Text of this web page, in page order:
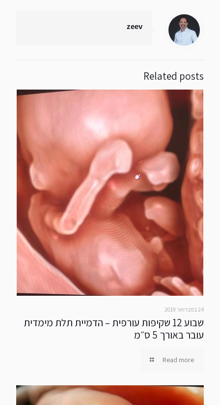
zeev
Related posts
24 בפברואר 2019
שבוע 12 שקיפות עורפית – הדמיית תלת מימדית
עובר באורך 5 ס״מ
Read more